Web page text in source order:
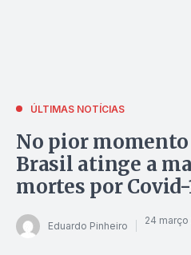
ÚLTIMAS NOTÍCIAS
No pior
Brasil atinge a
mortes por Covid-
Eduardo Pinheiro 24 março